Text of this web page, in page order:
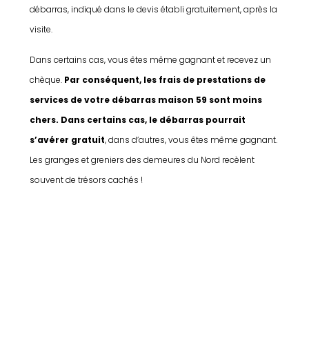
débarras, indiqué dans le devis établi gratuitement, après la
visite.
Dans certains cas, vous êtes même gagnant et recevez un
chèque. Par conséquent, les frais de prestations de
services de votre débarras maison 59 sont moins
chers. Dans certains cas, le débarras pourrait
s’avérer gratuit, dans d’autres, vous êtes même gagnant.
Les granges et greniers des demeures du Nord recèlent
souvent de trésors cachés !